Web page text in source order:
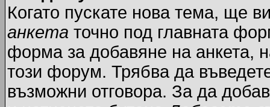
Когато пускате нова тема, ще
анкета точно под главната
форма за добавяне на анкета,
този форум. Трябва да
възможни отговора. За да